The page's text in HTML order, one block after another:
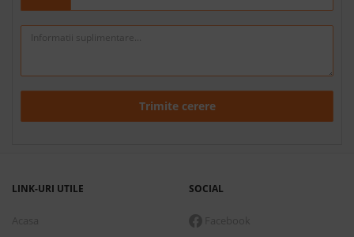
Trimite cerere
LINK-URI UTILE SOCIAL